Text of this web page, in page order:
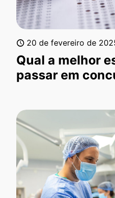
20 de fevereiro de
Qual a melhor
passar em